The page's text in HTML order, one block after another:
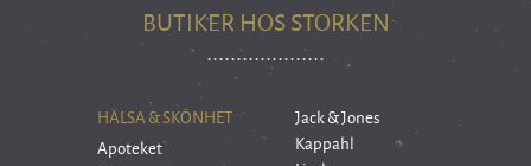
BUTIKER HOS STORKEN
HÄLSA & SKÖNHET
Apoteket
Jack & Jones
Kappahl